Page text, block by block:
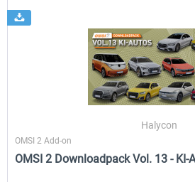
Halycon
OMSI 2 Add-on
OMSI 2 Downloadpack Vol. 13 - KI-